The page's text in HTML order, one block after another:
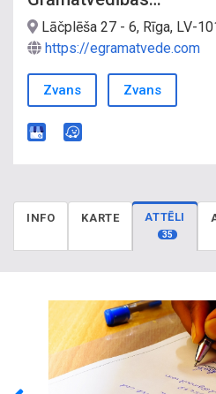
pakalpojumi
Lāčplēša 27 - 6, Rīga, LV-
https://egramatvede.com
Zvans Zvans
INFO KARTE ATTĒLI
35